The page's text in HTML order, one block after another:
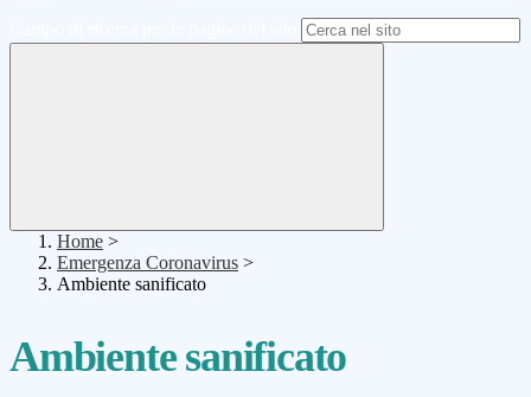
Home >
Emergenza Coronavirus >
Ambiente sanificato
Ambiente sanificato